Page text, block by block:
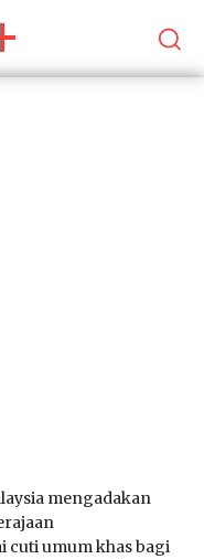
mengadakan
cuti umum khas bagi